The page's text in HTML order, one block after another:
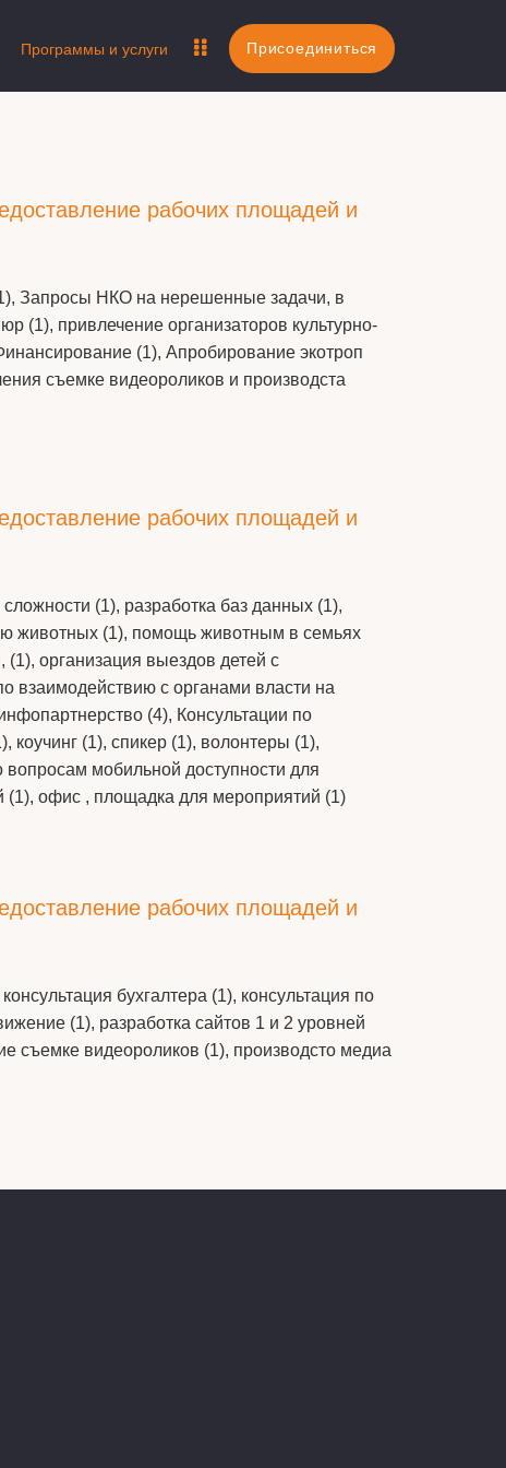
Программы и услуги Присоединиться
рабочих площадей и
Запросы НКО на нерешенные задачи, в
(1), привлечение организаторов культурно-
(1), Апробирование экотроп
съемке видеороликов и производста
рабочих площадей и
(1), разработка баз данных (1),
животных (1), помощь животным в семьях
организация выездов детей с
взаимодействию с органами власти на
(4), Консультации по
(1), спикер (1), волонтеры (1),
мобильной доступности для
(1), офис , площадка для мероприятий (1)
рабочих площадей и
бухгалтера (1), консультация по
(1), разработка сайтов 1 и 2 уровней
съемке видеороликов (1), производсто медиа